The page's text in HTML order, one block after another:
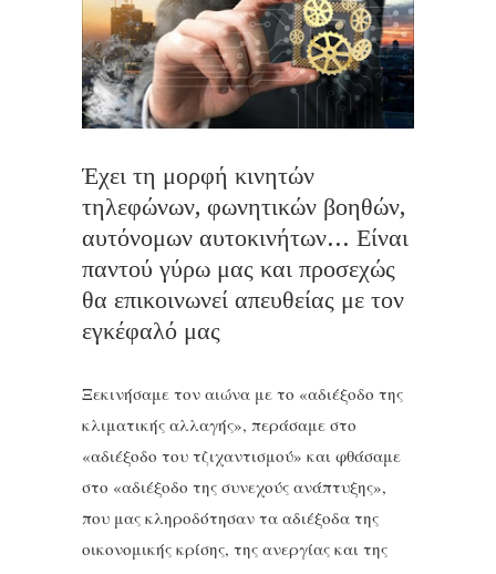
Έχει τη μορφή κινητών
τηλεφώνων, φωνητικών βοηθών,
αυτόνομων αυτοκινήτων... Είναι
παντού γύρω μας και προσεχώς
θα επικοινωνεί απευθείας με τον
εγκέφαλό μας
Ξεκινήσαμε τον αιώνα με το «αδιέξοδο της
κλιματικής αλλαγής», περάσαμε στο
«αδιέξοδο του τζιχαντισμού» και φθάσαμε
στο «αδιέξοδο της συνεχούς ανάπτυξης»,
που μας κληροδότησαν τα αδιέξοδα της
οικονομικής κρίσης, της ανεργίας και της